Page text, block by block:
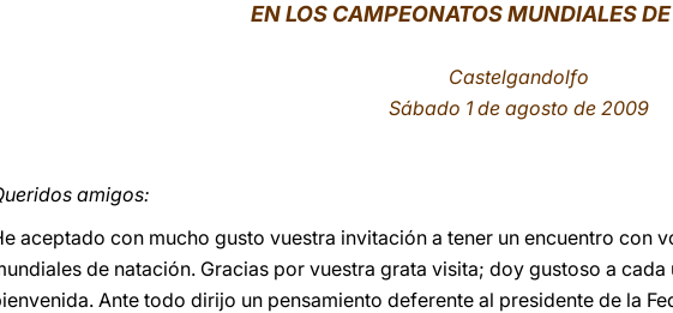
EN LOS CAMPEONATOS MUNDIALES
Castelgandolfo
Sábado 1 de agosto de 2009
amigos:
aceptado con mucho gusto vuestra invitación a tener un encuentro con
de natación. Gracias por vuestra grata visita; doy gustoso a
Ante todo dirijo un pensamiento deferente al presidente de la